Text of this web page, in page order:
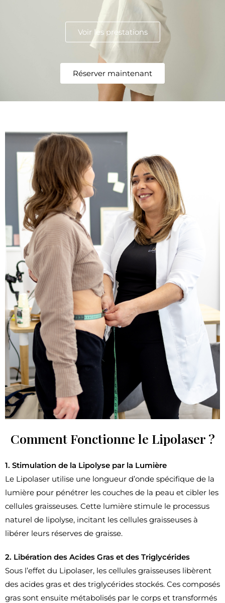
Voir les prestations
Réserver maintenant
Comment Fonctionne le Lipolaser ?
1. Stimulation de la Lipolyse par la Lumière
Le Lipolaser utilise une longueur d’onde spécifique de la
lumière pour pénétrer les couches de la peau et cibler les
cellules graisseuses. Cette lumière stimule le processus
naturel de lipolyse, incitant les cellules graisseuses à
libérer leurs réserves de graisse.
2. Libération des Acides Gras et des Triglycérides
Sous l’effet du Lipolaser, les cellules graisseuses libèrent
des acides gras et des triglycérides stockés. Ces composés
gras sont ensuite métabolisés par le corps et transformés